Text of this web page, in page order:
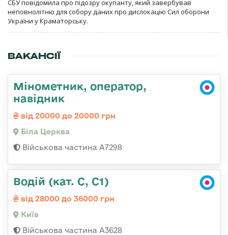
СБУ повідомила про підозру окупанту, який завербував
неповнолітню для собору даних про дислокацію Сил оборони
України у Краматорську.
ВАКАНСІЇ
Мінометник, оператор,
навідник
від 20000 до 20000 грн
Біла Церква
Військова частина А7298
Водій (кат. С, С1)
від 28000 до 36000 грн
Київ
Військова частина А3628